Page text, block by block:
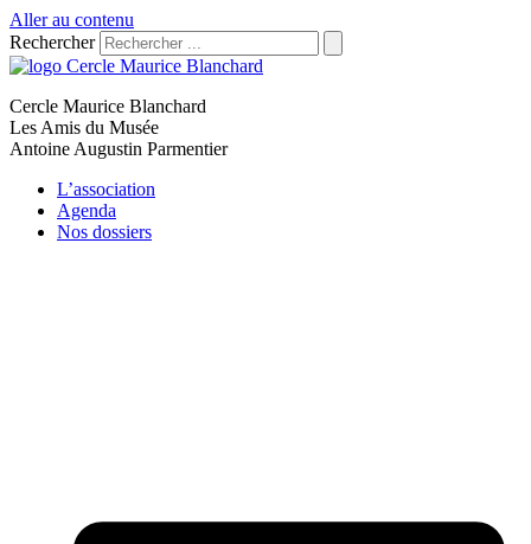
Aller au contenu
Rechercher
Cercle Maurice Blanchard
Les Amis du Musée
Antoine Augustin Parmentier
L’association
Agenda
Nos dossiers